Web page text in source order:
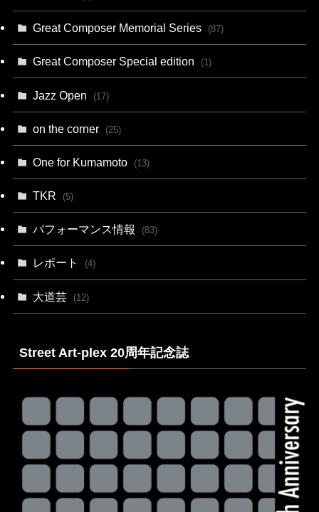
Great Composer Memorial Series (87)
Great Composer Special edition (1)
Jazz Open (17)
on the corner (25)
One for Kumamoto (13)
TKR (5)
パフォーマンス情報 (83)
レポート (4)
大道芸 (12)
Street Art-plex 20周年記念誌